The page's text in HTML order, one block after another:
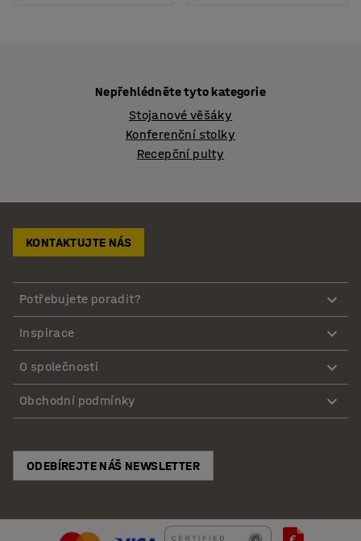
Nepřehlédněte tyto kategorie
Stojanové věšáky
Konferenční stolky
Recepční pulty
KONTAKTUJTE NÁS
Potřebujete poradit?
Inspirace
O společnosti
Obchodní podmínky
ODEBÍREJTE NÁŠ NEWSLETTER